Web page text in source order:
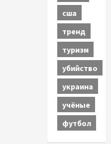
сша
тренд
туризм
убийство
украина
учёные
футбол